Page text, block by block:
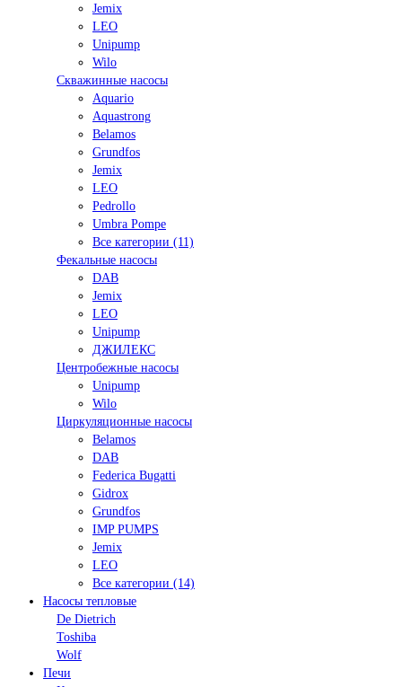
Jemix
LEO
Unipump
Wilo
Скважинные насосы
Aquario
Aquastrong
Belamos
Grundfos
Jemix
LEO
Pedrollo
Umbra Pompe
Все категории (11)
Фекальные насосы
DAB
Jemix
LEO
Unipump
ДЖИЛЕКС
Центробежные насосы
Unipump
Wilo
Циркуляционные насосы
Belamos
DAB
Federica Bugatti
Gidrox
Grundfos
IMP PUMPS
Jemix
LEO
Все категории (14)
Насосы тепловые
De Dietrich
Toshiba
Wolf
Печи